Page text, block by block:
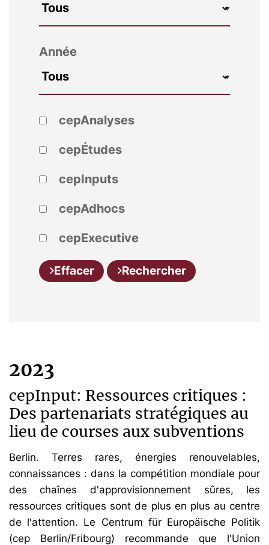
Année
cepAnalyses
cepÉtudes
cepInputs
cepAdhocs
cepExecutive
Effacer Rechercher
2023
cepInput: Ressources critiques :
Des partenariats stratégiques au
lieu de courses aux subventions
Berlin. Terres rares, énergies renouvelables,
connaissances : dans la compétition mondiale pour
des chaînes d'approvisionnement sûres, les
ressources critiques sont de plus en plus au centre
de l'attention. Le Centrum für Europäische Politik
(cep Berlin/Fribourg) recommande que l'Union